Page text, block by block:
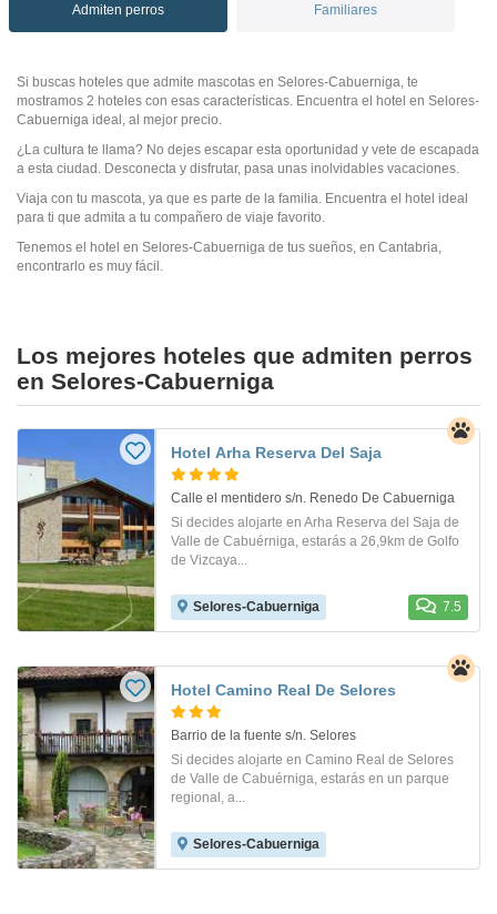
Admiten perros Familiares
Si buscas hoteles que admite mascotas en Selores-Cabuerniga, te
mostramos 2 hoteles con esas características. Encuentra el hotel en Selores-
Cabuerniga ideal, al mejor precio.
¿La cultura te llama? No dejes escapar esta oportunidad y vete de escapada
a esta ciudad. Desconecta y disfrutar, pasa unas inolvidables vacaciones.
Viaja con tu mascota, ya que es parte de la familia. Encuentra el hotel ideal
para ti que admita a tu compañero de viaje favorito.
Tenemos el hotel en Selores-Cabuerniga de tus sueños, en Cantabria,
encontrarlo es muy fácil.
Los mejores hoteles que admiten perros
en Selores-Cabuerniga
Hotel Arha Reserva Del Saja
Calle el mentidero s/n. Renedo De Cabuerniga
Si decides alojarte en Arha Reserva del Saja de
Valle de Cabuérniga, estarás a 26,9km de Golfo
de Vizcaya...
Selores-Cabuerniga 7.5
Hotel Camino Real De Selores
Barrio de la fuente s/n. Selores
Si decides alojarte en Camino Real de Selores
de Valle de Cabuérniga, estarás en un parque
regional, a...
Selores-Cabuerniga